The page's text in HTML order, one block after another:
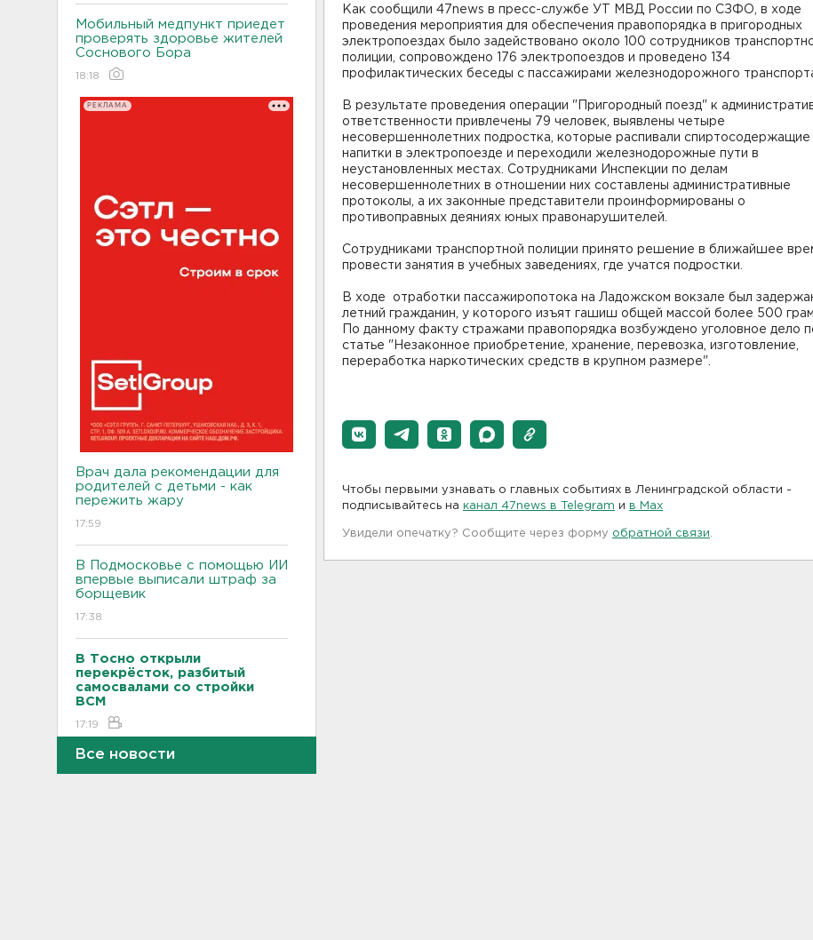
Мобильный медпункт приедет
проверять здоровье жителей
Соснового Бора
18:18
РЕКЛАМА
Врач дала рекомендации для
родителей с детьми - как
пережить жару
17:59
В Подмосковье с помощью ИИ
впервые выписали штраф за
борщевик
17:38
В Тосно открыли
перекрёсток, разбитый
самосвалами со стройки
ВСМ
17:19
Все новости
Как сообщили 47news в пресс-службе УТ МВД России по СЗФО, в ходе
проведения мероприятия для обеспечения правопорядка в пригородных
электропоездах было задействовано около 100 сотрудников
полиции, сопровождено 176 электропоездов и проведено 134
профилактических беседы с пассажирами железнодорожного
В результате проведения операции "Пригородный поезд" к
ответственности привлечены 79 человек, выявлены четыре
несовершеннолетних подростка, которые распивали спиртосодержащие
напитки в электропоезде и переходили железнодорожные пути в
неустановленных местах. Сотрудниками Инспекции по делам
несовершеннолетних в отношении них составлены административные
протоколы, а их законные представители проинформированы о
противоправных деяниях юных правонарушителей.
Сотрудниками транспортной полиции принято решение в ближайшее
провести занятия в учебных заведениях, где учатся подростки.
В ходе отработки пассажиропотока на Ладожском вокзале был
летний гражданин, у которого изъят гашиш общей массой более 500
По данному факту стражами правопорядка возбуждено уголовное дело
статье "Незаконное приобретение, хранение, перевозка, изготовление,
переработка наркотических средств в крупном размере".
Чтобы первыми узнавать о главных событиях в Ленинградской области -
подписывайтесь на канал 47news в Telegram и в Maх
Увидели опечатку? Сообщите через форму обратной связи